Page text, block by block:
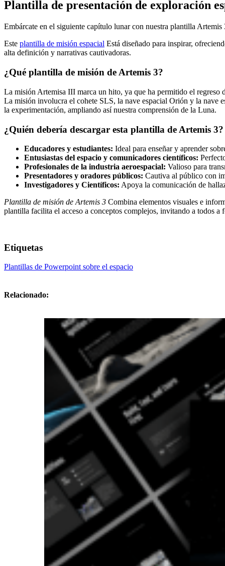
Plantilla de presentación de exploración
Embárcate en el siguiente capítulo lunar con nuestra plantilla
Este plantilla de misión espacial Está diseñado para inspirar,
alta definición y narrativas cautivadoras.
¿Qué plantilla de misión de Artemis 3?
La misión Artemisa III marca un hito, ya que ha permitido el regreso
La misión involucra el cohete SLS, la nave espacial Orión y la nave
la experimentación, ampliando así nuestra comprensión de la Luna.
¿Quién debería descargar esta plantilla de Artemis 3?
Educadores y estudiantes: Ideal para enseñar y aprender
Entusiastas del espacio y comunicadores científicos:
Profesionales de la industria aeroespacial: Valioso para
Presentadores y oradores públicos: Cautiva al público con
Investigadores y Científicos: Apoya la comunicación de
Plantilla de misión de Artemis 3 Combina elementos visuales e
plantilla facilita el acceso a conceptos complejos, invitando a todos a
Etiquetas
Plantillas de Powerpoint sobre el espacio
Relacionado: